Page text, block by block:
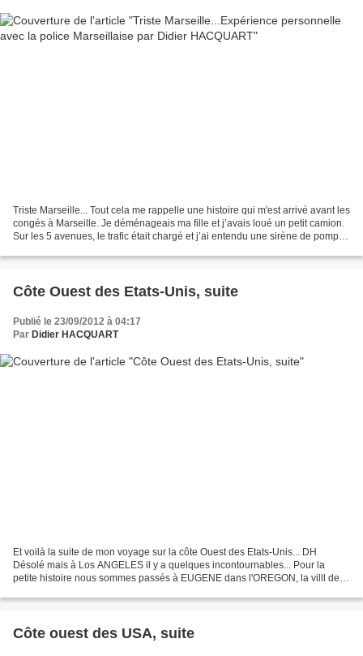
Triste Marseille... Tout cela me rappelle une histoire qui m'est arrivé avant les
congés à Marseille. Je déménageais ma fille et j’avais loué un petit camion.
Sur les 5 avenues, le trafic était chargé et j’ai entendu une sirène de pompier
Côte Ouest des Etats-Unis, suite
Publié le 23/09/2012 à 04:17
Par Didier HACQUART
Et voilà la suite de mon voyage sur la côte Ouest des Etats-Unis... DH
Désolé mais à Los ANGELES il y a quelques incontournables... Pour la
petite histoire nous sommes passés à EUGENE dans l'OREGON, la villl des
Côte ouest des USA, suite